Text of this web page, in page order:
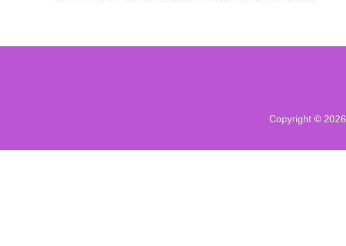
Copyright © 2026